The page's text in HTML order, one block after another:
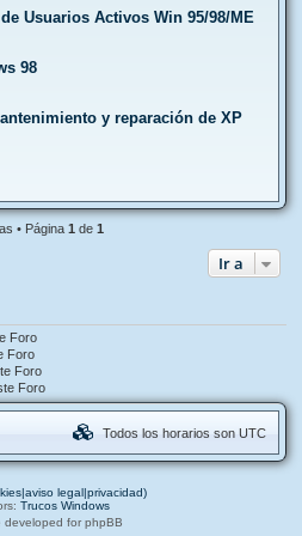
Usuarios Activos Win 95/98/ME
98
y reparación de XP
• Página 1 de 1
Ir a
Foro
Foro
Foro
Foro
Todos los horarios son UTC
legal|privacidad)
Trucos Windows
developed for phpBB